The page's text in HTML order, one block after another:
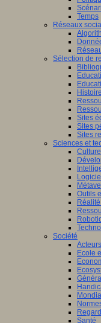
Temps
Réseaux
Sélection de
Histoire
Sites
Sites
Sites
Sciences et
Outils
Société
Ecole
Santé